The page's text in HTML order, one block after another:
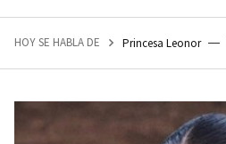
HOY SE HABLA DE Princesa Leonor